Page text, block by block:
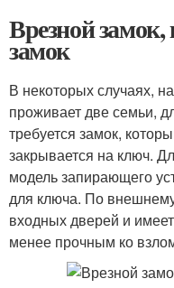
Врезной замок,
замок
В некоторых случаях,
проживает две семьи,
требуется замок,
закрывается на ключ.
модель запирающего
для ключа. По
входных дверей и
менее прочным ко